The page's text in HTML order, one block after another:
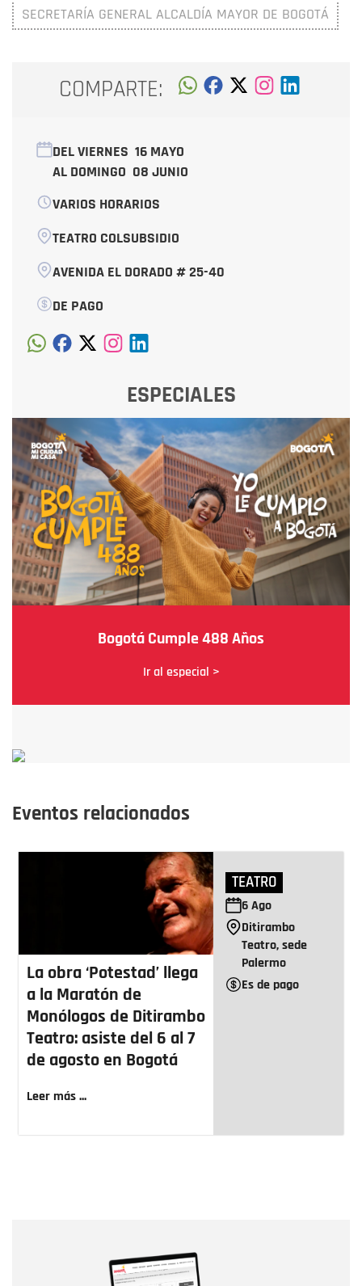
SECRETARÍA GENERAL ALCALDÍA MAYOR DE BOGOTÁ
COMPARTE:
DEL VIERNES 16 MAYO
AL DOMINGO 08 JUNIO
VARIOS HORARIOS
TEATRO COLSUBSIDIO
AVENIDA EL DORADO # 25-40
DE PAGO
ESPECIALES
Bogotá Cumple 488 Años
Ir al especial >
Eventos relacionados
La obra ‘Potestad’ llega
a la Maratón de
Monólogos de Ditirambo
Teatro: asiste del 6 al 7
de agosto en Bogotá
Leer más ...
TEATRO
6Ago
Ditirambo
Teatro, sede
Palermo
Es de pago